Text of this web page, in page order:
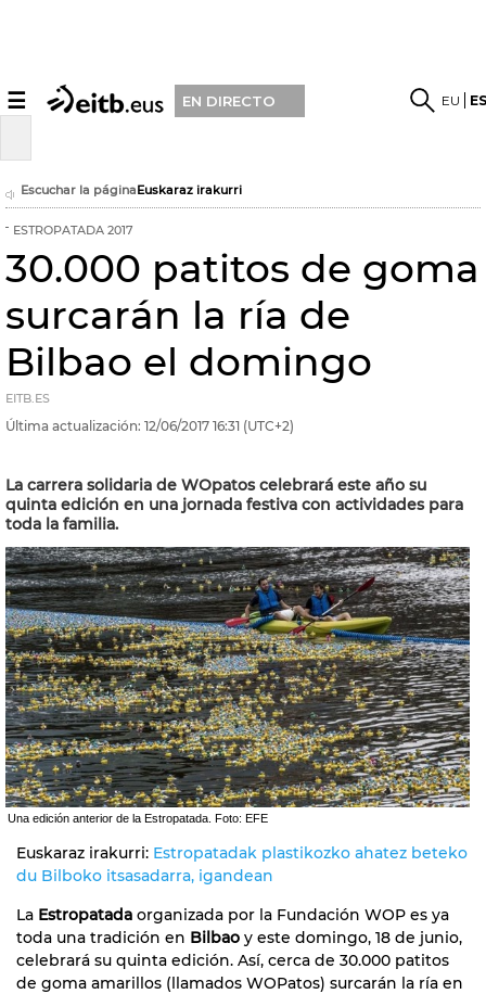
☰ EN DIRECTO EU
Escuchar la páginaEuskaraz irakurri
ESTROPATADA 2017
30.000 patitos de goma
surcarán la ría de
Bilbao el domingo
EITB.ES
Última actualización: 12/06/2017 16:31 (UTC+2)
La carrera solidaria de WOpatos celebrará este año su
quinta edición en una jornada festiva con actividades para
toda la familia.
Una edición anterior de la Estropatada. Foto: EFE
Euskaraz irakurri: Estropatadak plastikozko ahatez beteko
du Bilboko itsasadarra, igandean
La Estropatada organizada por la Fundación WOP es ya
toda una tradición en Bilbao y este domingo, 18 de junio,
celebrará su quinta edición. Así, cerca de 30.000 patitos
de goma amarillos (llamados WOPatos) surcarán la ría en